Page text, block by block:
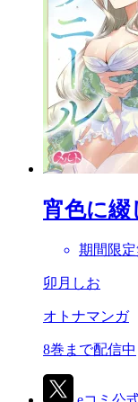
宵色に綴
期間限
卯月しお
オトナマンガ
8巻まで配信中